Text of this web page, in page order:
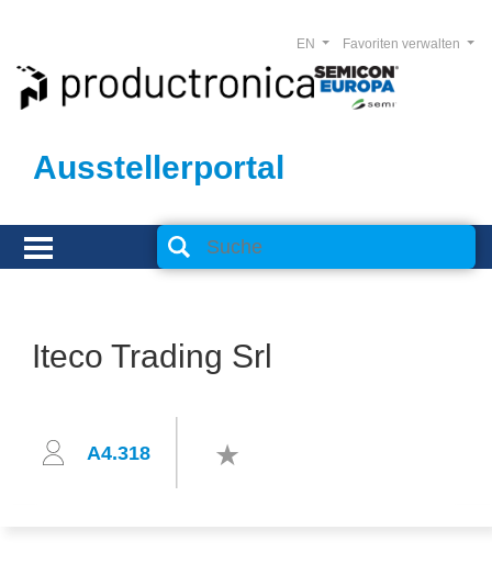
Ausstellerportal
Favoriten verwalten
EN
Iteco Trading Srl
A4.318